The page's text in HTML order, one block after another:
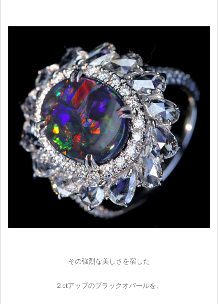
その強烈な美しさを宿した
２ctアップのブラックオパールを、